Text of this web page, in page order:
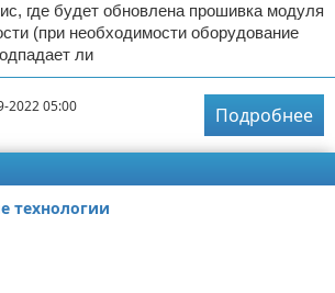
где будет обновлена прошивка модуля
(при необходимости оборудование
ли
2022 05:00
Подробнее
технологии